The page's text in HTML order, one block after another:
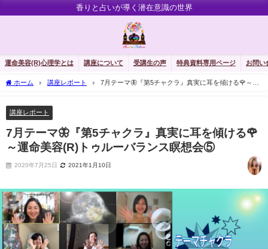
香りと占いが導く潜在意識の世界
運命美容(R)心理学とは 講座について 受講生の声 特典資料専用ページ お問い
ホーム 講座レポート
7月テーマ🦋『第5チャクラ』真実に耳を傾ける🌹～運
講座レポート
7月テーマ🦋『第5チャクラ』真実に耳を傾ける🌹
～運命美容(R)トゥルーバランス瞑想会⑤
2020年7月25日 2021年1月10日